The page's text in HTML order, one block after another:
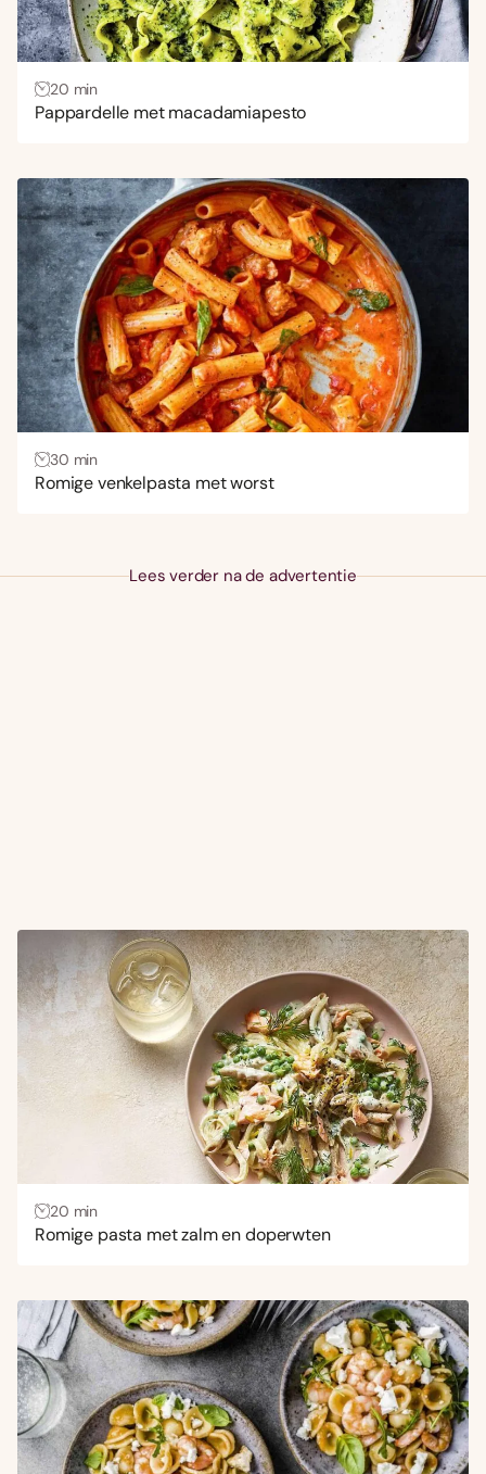
20 min
Pappardelle met macadamiapesto
30 min
Romige venkelpasta met worst
Lees verder na de advertentie
20 min
Romige pasta met zalm en doperwten